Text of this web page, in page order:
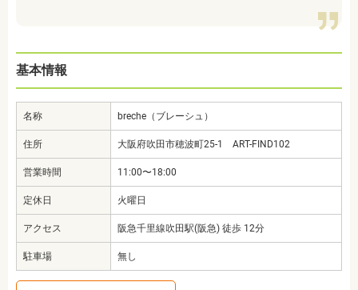
基本情報
名称 breche（ブレーシュ）
住所 大阪府吹田市穂波町25-1 ART-FIND102
営業時間 11:00〜18:00
定休日 火曜日
アクセス 阪急千里線吹田駅(阪急) 徒歩 12分
駐車場 無し